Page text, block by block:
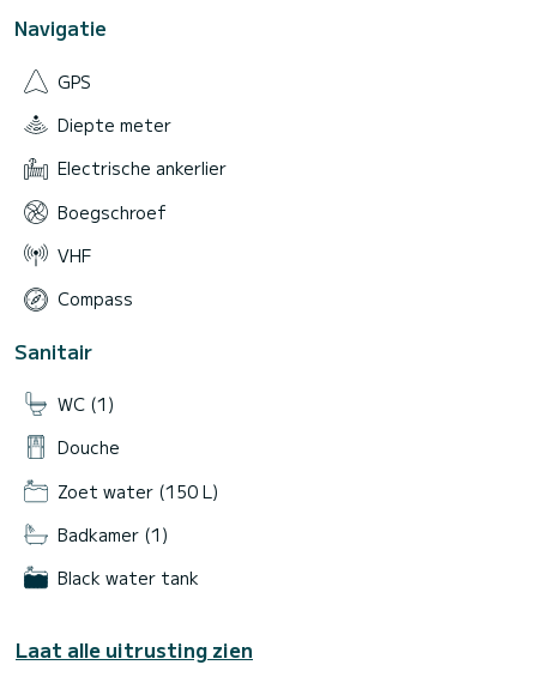
Navigatie
GPS
Diepte meter
Electrische ankerlier
Boegschroef
VHF
Compass
Sanitair
WC (1)
Douche
Zoet water (150 L)
Badkamer (1)
Black water tank
Laat alle uitrusting zien